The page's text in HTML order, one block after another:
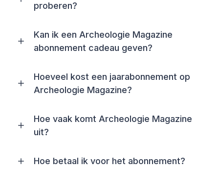
proberen?
Kan ik een Archeologie Magazine
abonnement cadeau geven?
Hoeveel kost een jaarabonnement op
Archeologie Magazine?
Hoe vaak komt Archeologie Magazine
uit?
Hoe betaal ik voor het abonnement?